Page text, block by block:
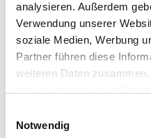
analysieren. Außerdem
Verwendung unserer
soziale Medien, Werbung
Partner führen diese
weiteren Daten
Notwendig
Umrechnungsfaktoren